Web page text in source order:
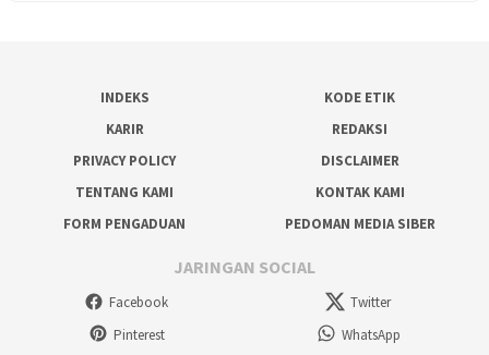
INDEKS
KODE ETIK
KARIR
REDAKSI
PRIVACY POLICY
DISCLAIMER
TENTANG KAMI
KONTAK KAMI
FORM PENGADUAN
PEDOMAN MEDIA SIBER
JARINGAN SOCIAL
Facebook
Twitter
Pinterest
WhatsApp